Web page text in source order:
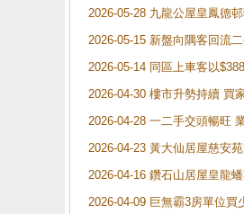
2026-05-28 九龍公屋皇鳳德
2026-05-15 新盤向隅客回流
2026-05-14 同區上車客以
2026-04-30 樓市升勢持續 買
2026-04-28 一二手交頭暢旺
2026-04-23 黃大仙居屋慈安
2026-04-16 鑽石山居屋皇龍
2026-04-09 巨無霸3房單位